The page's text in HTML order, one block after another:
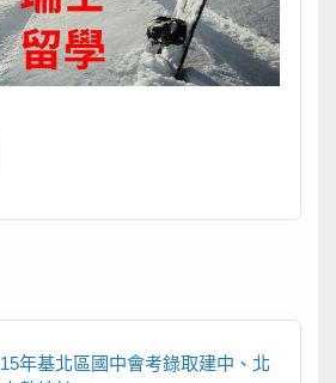
年基北區國中會考錄取建中、北